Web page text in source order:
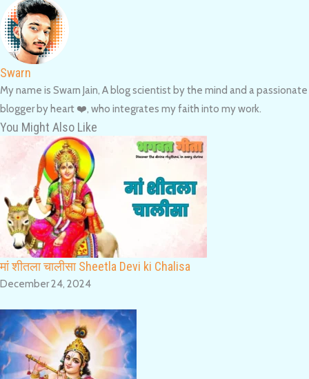
Swarn
My name is Swarn Jain, A blog scientist by the mind and a passionate
blogger by heart ❤️, who integrates my faith into my work.
You Might Also Like
मां शीतला चालीसा Sheetla Devi ki Chalisa
December 24, 2024